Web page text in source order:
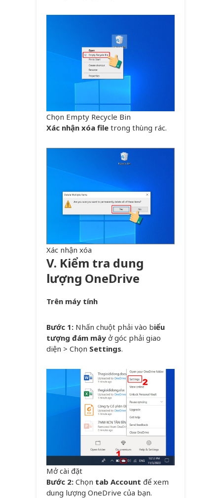
Chọn Empty Recycle Bin
Xác nhận xóa file trong thùng rác.
Xác nhận xóa
V. Kiểm tra dung
lượng OneDrive
Trên máy tính
Bước 1: Nhấn chuột phải vào biểu
tượng đám mây ở góc phải giao
diện > Chọn Settings.
Mở cài đặt
Bước 2: Chọn tab Account để xem
dung lượng OneDrive của bạn.